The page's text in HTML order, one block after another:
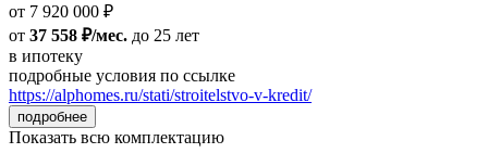
от 7 920 000 ₽
от 37 558 ₽/мес. до 25 лет
в ипотеку
подробные условия по ссылке
https://alphomes.ru/stati/stroitelstvo-v-kredit/
подробнее
Показать всю комплектацию